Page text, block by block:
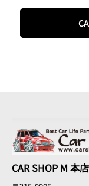
CAR SHOP M 本